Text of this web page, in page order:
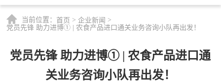
当前位置：首页 > 企业新闻 >
党员先锋 助力进博① | 农食产品进口通关业务咨询小队再出发！
党员先锋 助力进博① | 农食产品进口通
关业务咨询小队再出发！